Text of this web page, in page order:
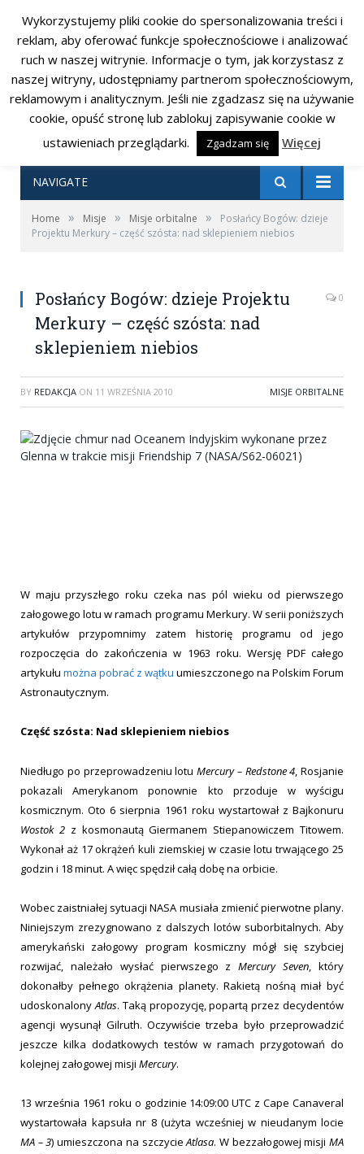
RSSFacebook
Twitter
NAVIGATE
Home » Misje » Misje orbitalne »
Posłańcy Bogów: dzieje
Projektu Merkury – część szósta: nad sklepieniem niebios
Posłańcy Bogów: dzieje Projektu
Merkury – część szósta: nad
sklepieniem niebios
0
BY REDAKCJA ON 11 WRZEŚNIA 2010 MISJE ORBITALNE
W maju przyszłego roku czeka nas pól wieku od pierwszego
załogowego lotu w ramach programu Merkury. W serii poniższych
artykułów przypomnimy zatem historię programu od jego
rozpoczęcia do zakończenia w 1963 roku. Wersję PDF całego
artykułu można pobrać z wątku umieszczonego na Polskim Forum
Astronautycznym.
Część szósta: Nad sklepieniem niebios
Niedługo po przeprowadzeniu lotu Mercury – Redstone 4 , Rosjanie
pokazali Amerykanom ponownie kto przoduje w wyścigu
kosmicznym. Oto 6 sierpnia 1961 roku wystartował z Bajkonuru
Wostok 2z kosmonautą Giermanem Stiepanowiczem Titowem.
Wykonał aż 17 okrążeń kuli ziemskiej w czasie lotu trwającego 25
godzin i 18 minut. A więc spędził całą dobę na orbicie.
Wobec zaistniałej sytuacji NASA musiała zmienić pierwotne plany.
Niniejszym zrezygnowano z dalszych lotów suborbitalnych. Aby
amerykański załogowy program kosmiczny mógł się szybciej
rozwijać, należało wysłać pierwszego zMercury Seven, który
dokonałby pełnego okrążenia planety. Rakietą nośną miał być
udoskonalonyAtlas. Taką propozycję, popartą przez decydentów
agencji wysunął Gilruth. Oczywiście trzeba było przeprowadzić
jeszcze kilka dodatkowych testów w ramach przygotowań do
kolejnej załogowej misji Mercury.
13 września 1961 roku o godzinie 14:09:00 UTC z Cape Canaveral
wystartowała kapsuła nr 8 (użyta wcześniej w nieudanym locie
MA – 3) umieszczona na szczycieAtlasa. W bezzałogowej misjiMA
Wykorzystujemy pliki cookie do spersonalizowania treści i
reklam, aby oferować funkcje społecznościowe i analizować
ruch w naszej witrynie. Informacje o tym, jak korzystasz z
naszej witryny, udostępniamy partnerom społecznościowym,
reklamowym i analitycznym. Jeśli nie zgadzasz się na używanie
cookie, opuść stronę lub zablokuj zapisywanie cookie w
ustawieniach przeglądarki.
Zgadzam się Więcej